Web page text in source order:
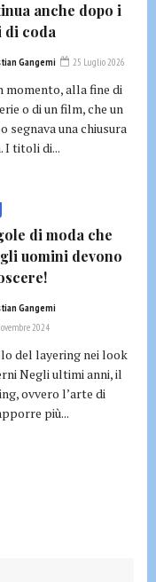
anche dopo i
di coda
Gangemi 25 Luglio 2026
momento, alla fine di
o di un film, che un
segnava una chiusura
I titoli di...
di moda che
uomini devono
Gangemi
2024
del layering nei look
Negli ultimi anni, il
ovvero l’arte di
più...